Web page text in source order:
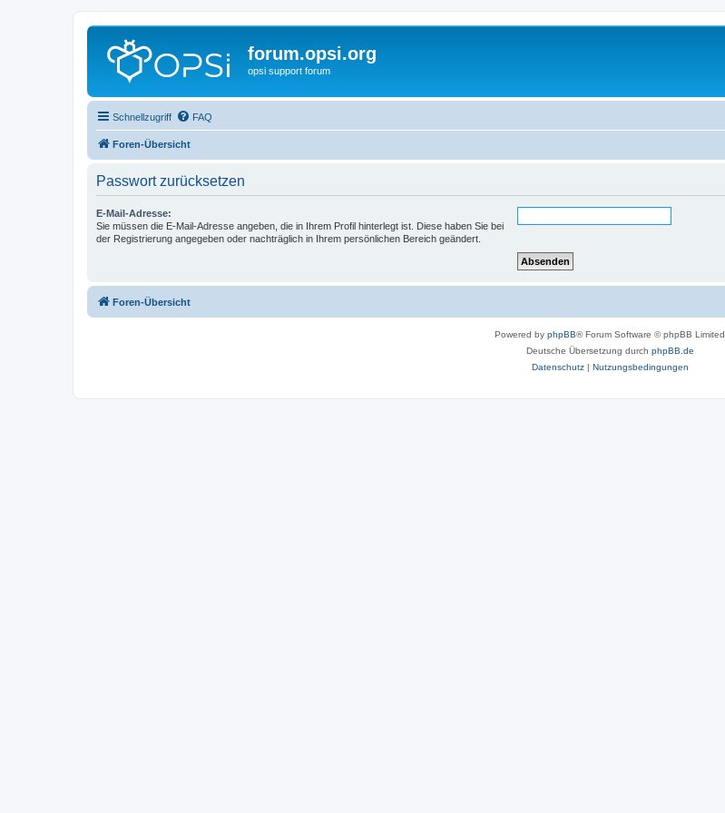
forum.opsi.org
opsi support forum
Schnellzugriff FAQ
Foren-Übersicht
Passwort zurücksetzen
E-Mail-Adresse:
Sie müssen die E-Mail-Adresse angeben, die in Ihrem Profil hinterlegt ist. Diese haben Sie bei
der Registrierung angegeben oder nachträglich in Ihrem persönlichen Bereich geändert.
Foren-Übersicht
Powered by phpBB® Forum Software © phpBB Limited
Deutsche Übersetzung durch phpBB.de
Datenschutz| Nutzungsbedingungen